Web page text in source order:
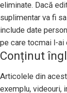
eliminate. Dacă
suplimentar va fi
include date
pe care tocmai l-ai
Conținut
Articolele din
exemplu, videouri,